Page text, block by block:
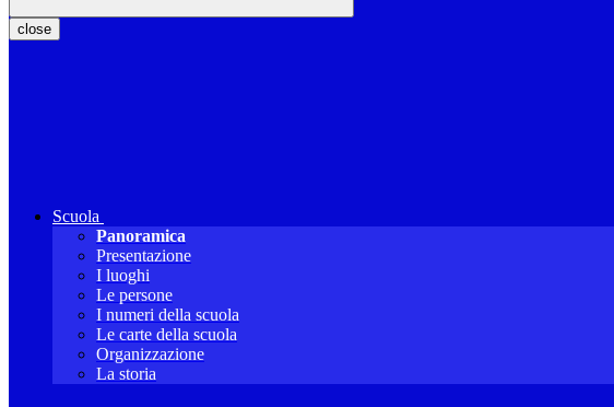
close
Scuola
Panoramica
Presentazione
I luoghi
Le persone
I numeri della scuola
Le carte della scuola
Organizzazione
La storia